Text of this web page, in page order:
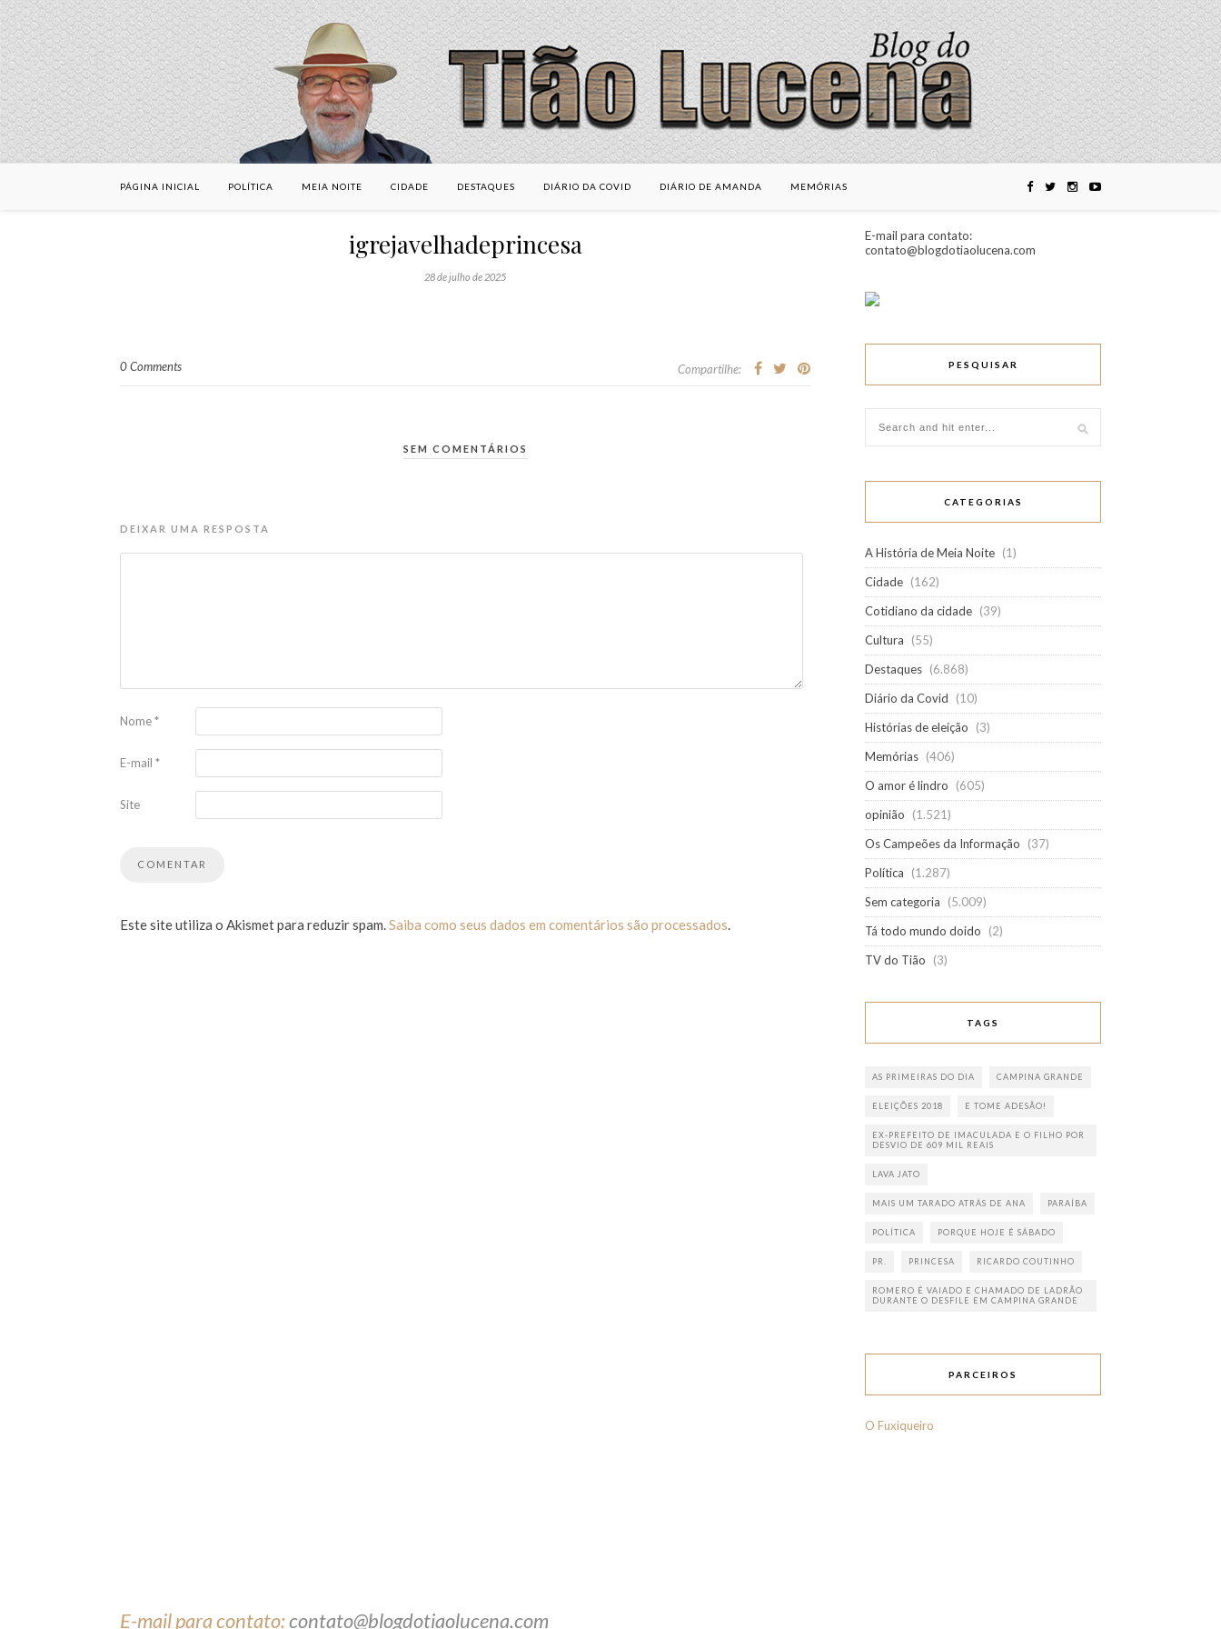
PÁGINA INICIAL POLÍTICA MEIA NOITE CIDADE DESTAQUES DIÁRIO DA COVID DIÁRIO DE AMANDA MEMÓRIAS
igrejavelhadeprincesa
28 de julho de 2025
0 Comments Compartilhe:
SEM COMENTÁRIOS
DEIXAR UMA RESPOSTA
Nome*
E-mail *
Site
Este site utiliza o Akismet para reduzir spam.Saiba como seus dados em comentários são processados.
E-mail para contato:
contato@blogdotiaolucena.com
PESQUISAR
CATEGORIAS
A História de Meia Noite (1)
Cidade (162)
Cotidiano da cidade (39)
Cultura
(55)
Destaques (6.868)
Diário da Covid
(10)
Histórias de eleição
(3)
Memórias (406)
O amor é lindro
(605)
opinião
(1.521)
Os Campeões da Informação
(37)
Política
(1.287)
Sem categoria
(5.009)
Tá todo mundo doido
(2)
TV do Tião
(3)
TAGS
AS PRIMEIRAS DO DIA CAMPINA GRANDE
ELEIÇÕES 2018 E TOME ADESÃO!
EX-PREFEITO DE IMACULADA E O FILHO POR
DESVIO DE 609 MIL REAIS
LAVA JATO
MAIS UM TARADO ATRÁS DE ANA PARAÍBA
POLÍTICA PORQUE HOJE É SÁBADO
PR. PRINCESA RICARDO COUTINHO
ROMERO É VAIADO E CHAMADO DE LADRÃO
DURANTE O DESFILE EM CAMPINA GRANDE
PARCEIROS
O Fuxiqueiro
E-mail para contato:contato@blogdotiaolucena.com